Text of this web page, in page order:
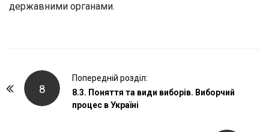
державними органами.
8
Попередній розділ:
8.3. Поняття та види виборів. Виборчий
процес в Україні